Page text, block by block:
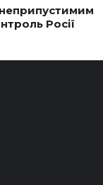
Росії